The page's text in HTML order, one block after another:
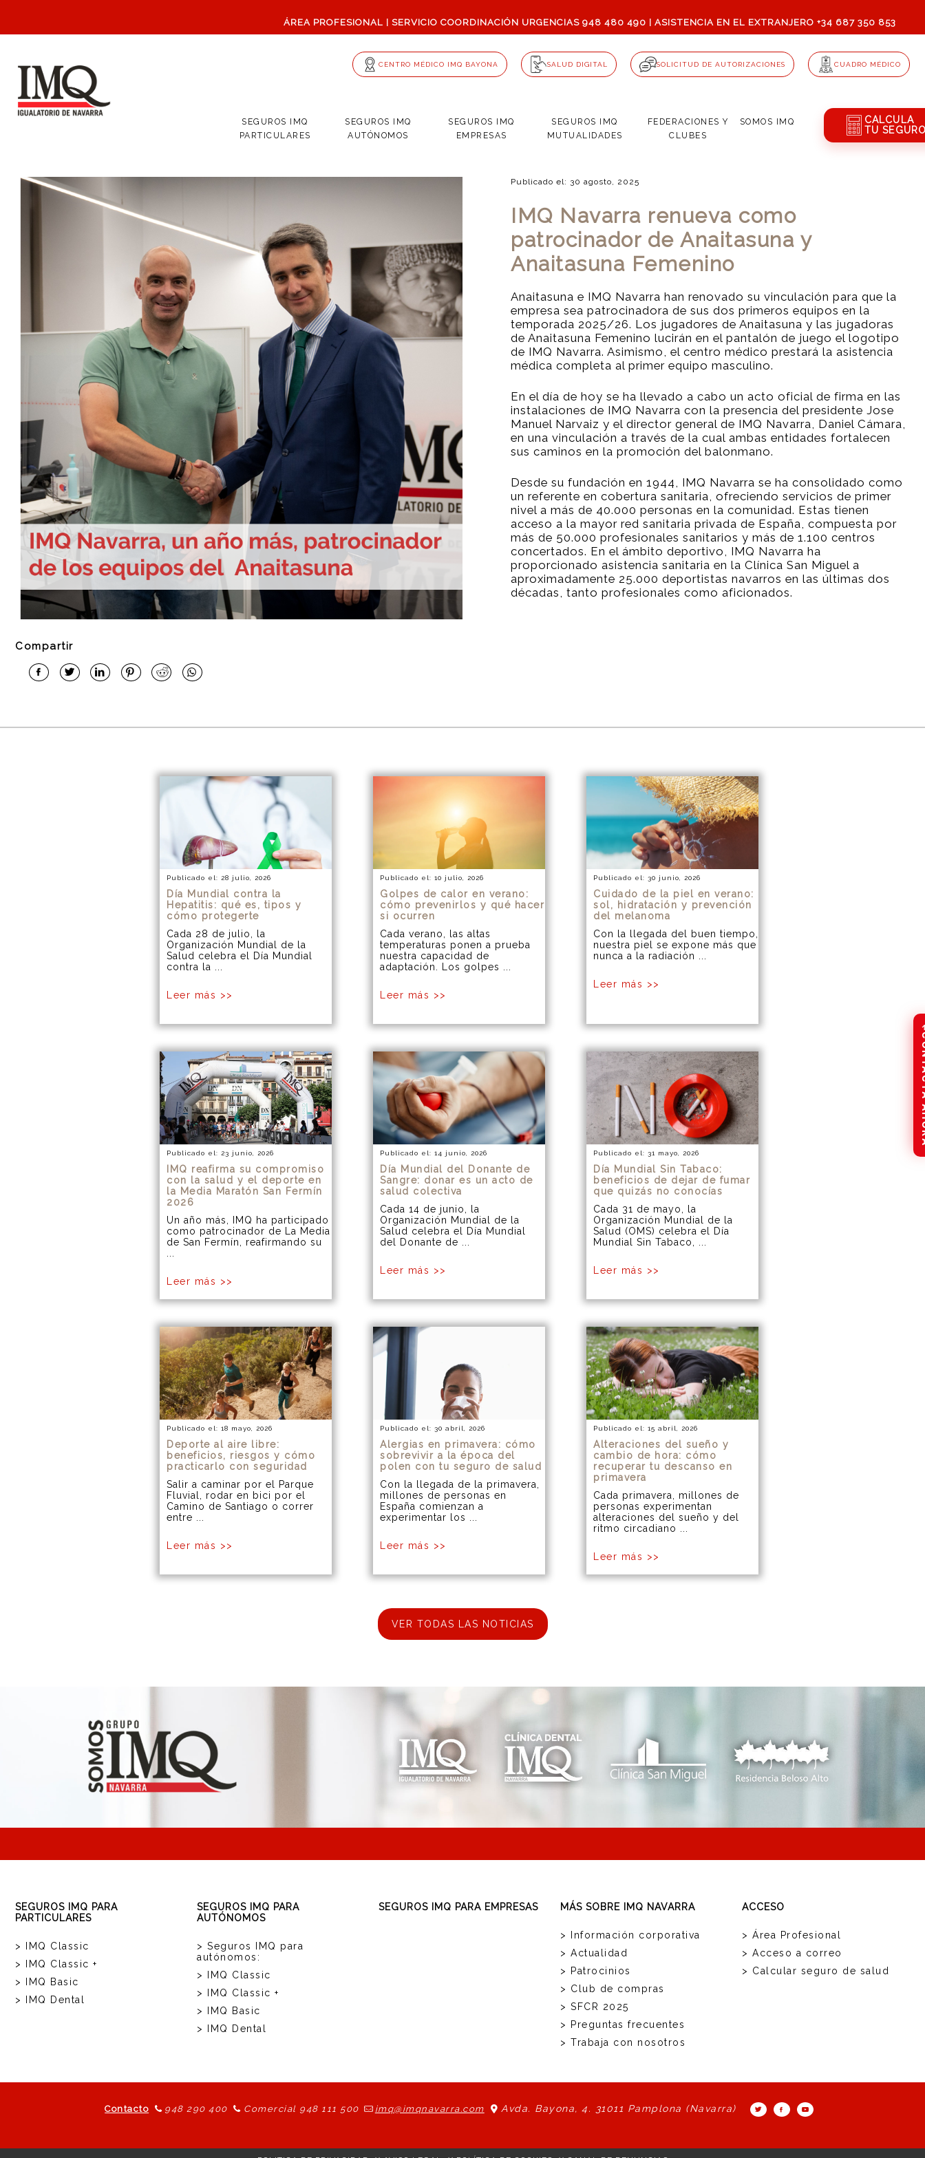
ÁREA PROFESIONAL SERVICIO COORDINACIÓN URGENCIAS 948 480 490 ASISTENCIA EN EL EXTRANJERO +34 687 350 853
CENTRO MÉDICO IMQ BAYONA SALUD DIGITAL SOLICITUD DE AUTORIZACIONES CUADRO MÉDICO
SEGUROS IMQ
PARTICULARES
SEGUROS IMQ
AUTÓNOMOS
SEGUROS IMQ
EMPRESAS
SEGUROS IMQ
MUTUALIDADES
FEDERACIONES Y
CLUBES
SOMOS IMQ
CALCULA
TU
Publicado el: 30 agosto, 2025
IMQ Navarra renueva como
patrocinador de Anaitasuna y
Anaitasuna Femenino
Anaitasuna e IMQ Navarra han renovado su vinculación para que la
empresa sea patrocinadora de sus dos primeros equipos en la
temporada 2025/26. Los jugadores de Anaitasuna y las jugadoras
de Anaitasuna Femenino lucirán en el pantalón de juego el logotipo
de IMQ Navarra. Asimismo, el centro médico prestará la asistencia
médica completa al primer equipo masculino.
En el día de hoy se ha llevado a cabo un acto oficial de firma en las
instalaciones de IMQ Navarra con la presencia del presidente Jose
Manuel Narvaiz y el director general de IMQ Navarra, Daniel Cámara,
en una vinculación a través de la cual ambas entidades fortalecen
sus caminos en la promoción del balonmano.
Desde su fundación en 1944, IMQ Navarra se ha consolidado como
un referente en cobertura sanitaria, ofreciendo servicios de primer
nivel a más de 40.000 personas en la comunidad. Estas tienen
acceso a la mayor red sanitaria privada de España, compuesta por
más de 50.000 profesionales sanitarios y más de 1.100 centros
concertados. En el ámbito deportivo, IMQ Navarra ha
proporcionado asistencia sanitaria en la Clínica San Miguel a
aproximadamente 25.000 deportistas navarros en las últimas dos
décadas, tanto profesionales como aficionados.
Compartir
Publicado el: 28 julio, 2026
Día Mundial contra la
Hepatitis: qué es, tipos y
cómo protegerte
Cada 28 de julio, la
Organización Mundial de la
Salud celebra el Día Mundial
contra la ...
Leer más >>
Publicado el: 10 julio, 2026
Golpes de calor en verano:
cómo prevenirlos y qué hacer
si ocurren
Cada verano, las altas
temperaturas ponen a prueba
nuestra capacidad de
adaptación. Los golpes ...
Leer más >>
Publicado el: 30 junio, 2026
Cuidado de la piel en verano:
sol, hidratación y prevención
del melanoma
Con la llegada del buen tiempo,
nuestra piel se expone más que
nunca a la radiación ...
Leer más >>
Publicado el: 23 junio, 2026
IMQ reafirma su compromiso
con la salud y el deporte en
la Media Maratón San Fermín
2026
Un año más, IMQ ha participado
como patrocinador de La Media
de San Fermín, reafirmando su
Leer más >>
Publicado el: 14 junio, 2026
Día Mundial del Donante de
Sangre: donar es un acto de
salud colectiva
Cada 14 de junio, la
Organización Mundial de la
Salud celebra el Día Mundial
del Donante de ...
Leer más >>
Publicado el: 31 mayo, 2026
Día Mundial Sin Tabaco:
beneficios de dejar de fumar
que quizás no conocías
Cada 31 de mayo, la
Organización Mundial de la
Salud (OMS) celebra el Día
Mundial Sin Tabaco, ...
Leer más >>
Publicado el: 18 mayo, 2026
Deporte al aire libre:
beneficios, riesgos y cómo
practicarlo con seguridad
Salir a caminar por el Parque
Fluvial, rodar en bici por el
Camino de Santiago o correr
entre ...
Leer más >>
Publicado el: 30 abril, 2026
Alergias en primavera: cómo
sobrevivir a la época del
polen con tu seguro de salud
Con la llegada de la primavera,
millones de personas en
España comienzan a
experimentar los ...
Leer más >>
Publicado el: 15 abril, 2026
Alteraciones del sueño y
cambio de hora: cómo
recuperar tu descanso en
primavera
Cada primavera, millones de
personas experimentan
alteraciones del sueño y del
ritmo circadiano ...
Leer más >>
VER TODAS LAS NOTICIAS
SEGUROS IMQ PARA
PARTICULARES
> IMQ Classic
> IMQ Classic +
> IMQ Basic
> IMQ Dental
SEGUROS IMQ PARA
AUTÓNOMOS
> Seguros IMQ para
autónomos:
> IMQ Classic
> IMQ Classic +
> IMQ Basic
> IMQ Dental
SEGUROS IMQ PARA EMPRESAS MÁS SOBRE IMQ NAVARRA
> Información corporativa
> Actualidad
> Patrocinios
> Club de compras
> SFCR 2025
> Preguntas frecuentes
> Trabaja con nosotros
ACCESO
> Área Profesional
> Acceso a correo
> Calcular seguro de salud
Contacto 948 290 400 Comercial 948 111 500 imq@imqnavarra.com Avda. Bayona, 4. 31011 Pamplona (Navarra)